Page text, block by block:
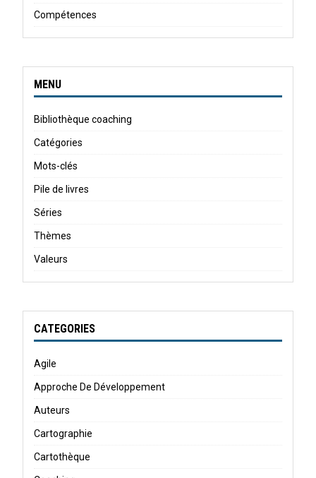
Compétences
MENU
Bibliothèque coaching
Catégories
Mots-clés
Pile de livres
Séries
Thèmes
Valeurs
CATEGORIES
Agile
Approche De Développement
Auteurs
Cartographie
Cartothèque